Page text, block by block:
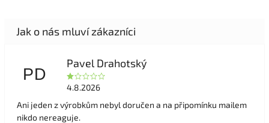
PD
Pavel Drahotský
4.8.2026
Ani jeden z výrobkům nebyl doručen a na připomínku mailem
nikdo nereaguje.